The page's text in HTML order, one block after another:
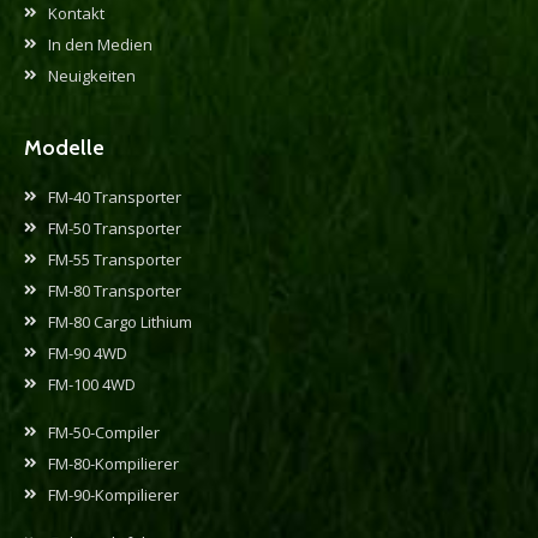
Kontakt
In den Medien
Neuigkeiten
Modelle
FM-40 Transporter
FM-50 Transporter
FM-55 Transporter
FM-80 Transporter
FM-80 Cargo Lithium
FM-90 4WD
FM-100 4WD
FM-50-Compiler
FM-80-Kompilierer
FM-90-Kompilierer